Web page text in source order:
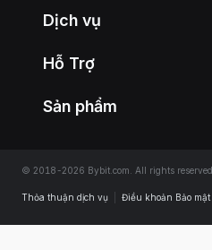
Dịch vụ
Hỗ Trợ
Sản phẩm
© 2018-2026 Bybit.com. All rights reserved.
Thỏa thuận dịch vụ Điều khoản Bảo mật